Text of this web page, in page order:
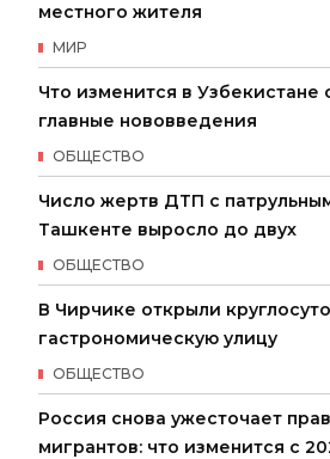
местного жителя
МИР
Что изменится в Узбекистане
главные нововведения
ОБЩЕСТВО
Число жертв ДТП с
Ташкенте выросло до двух
ОБЩЕСТВО
В Чирчике открыли
гастрономическую улицу
ОБЩЕСТВО
Россия снова ужесточает
мигрантов: что изменится с